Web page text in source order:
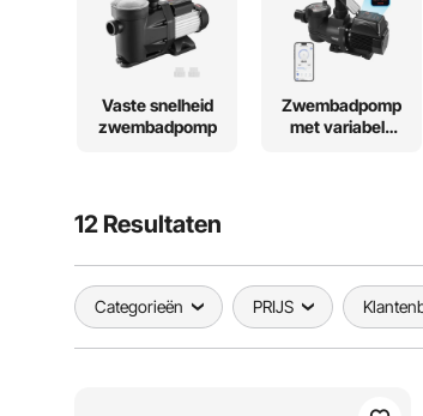
Vaste snelheid
zwembadpomp
Zwembadpomp
met variabele
12 Resultaten
Categorieën PRIJS